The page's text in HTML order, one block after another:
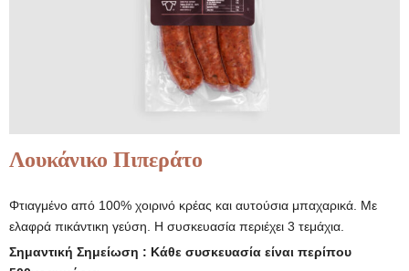
Λουκάνικο Πιπεράτο
Φτιαγμένο από 100% χοιρινό κρέας και αυτούσια μπαχαρικά. Με
ελαφρά πικάντικη γεύση. Η συσκευασία περιέχει 3 τεμάχια.
Σημαντική Σημείωση : Κάθε συσκευασία είναι περίπου